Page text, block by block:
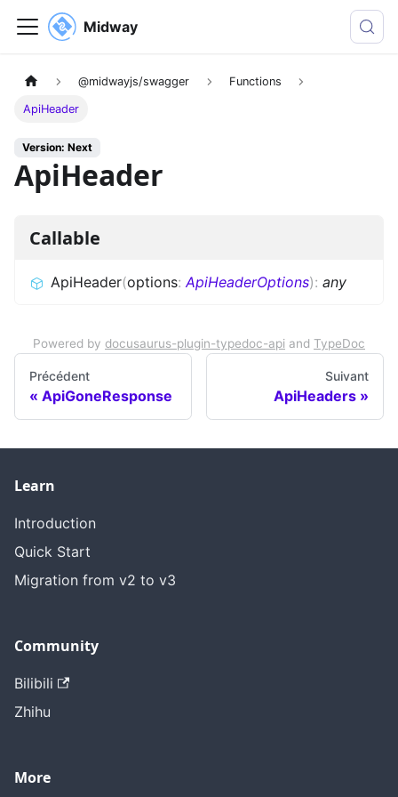
Midway
@midwayjs/swagger Functions
ApiHeader
Version: Next
ApiHeader
Callable
ApiHeader(options:ApiHeaderOptions): any
Powered by docusaurus-plugin-typedoc-api and TypeDoc
Précédent
ApiGoneResponse
Suivant
ApiHeaders
Learn
Introduction
Quick Start
Migration from v2 to v3
Community
Bilibili
Zhihu
More